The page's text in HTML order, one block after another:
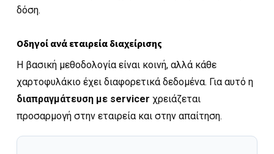
δόση.
Οδηγοί ανά εταιρεία διαχείρισης
Η βασική μεθοδολογία είναι κοινή, αλλά κάθε
χαρτοφυλάκιο έχει διαφορετικά δεδομένα. Για αυτό η
διαπραγμάτευση με servicer χρειάζεται
προσαρμογή στην εταιρεία και στην απαίτηση.